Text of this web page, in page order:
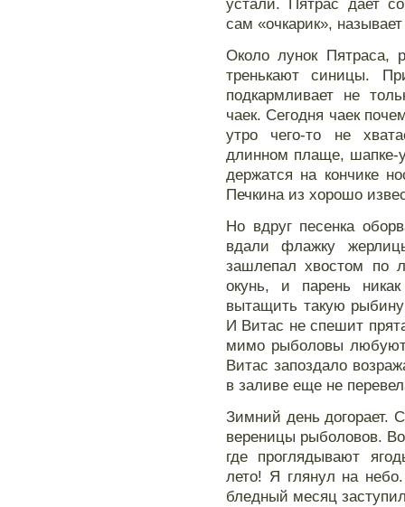
устали. Пятрас дает
сам «очкарик»,
Около лунок Пятраса,
тренькают синицы.
подкармливает не
чаек. Сегодня чаек
утро чего-то не
длинном плаще, шапке-
держатся на кончике
Печкина из хорошо
Но вдруг песенка
вдали флажку
зашлепал хвостом по
окунь, и парень
вытащить такую
И Витас не спешит
мимо рыболовы
Витас запоздало
в заливе еще не
Зимний день догорает.
вереницы рыболовов.
где проглядывают
лето! Я глянул на
бледный месяц